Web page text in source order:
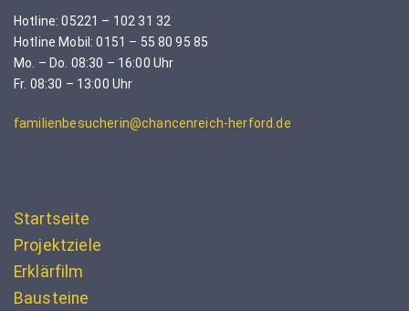
Hotline: 05221 – 102 31 32
Hotline Mobil: 0151 – 55 80 95 85
Mo. – Do. 08:30 – 16:00 Uhr
Fr. 08:30 – 13:00 Uhr
familienbesucherin@chancenreich-herford.de
Startseite
Projektziele
Erklärfilm
Bausteine